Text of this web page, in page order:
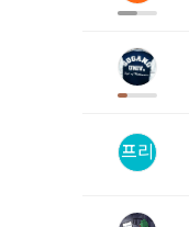
프리